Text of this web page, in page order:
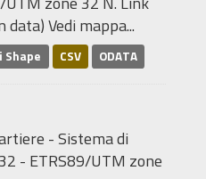
Vedi mappa...
Shape CSV ODATA
- Sistema di
- ETRS89/UTM zone